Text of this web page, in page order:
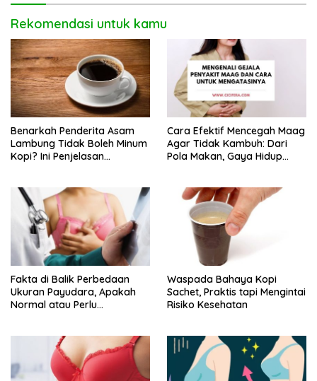
Rekomendasi untuk kamu
Benarkah Penderita Asam
Lambung Tidak Boleh Minum
Kopi? Ini Penjelasan
Cara Efektif Mencegah Maag
Agar Tidak Kambuh: Dari
Pola Makan, Gaya Hidup
Fakta di Balik Perbedaan
Ukuran Payudara, Apakah
Normal atau Perlu
Waspada Bahaya Kopi
Sachet, Praktis tapi Mengintai
Risiko Kesehatan